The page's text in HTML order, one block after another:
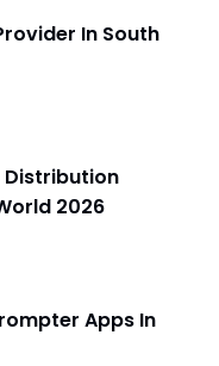
In South
Distribution
2026
Apps In